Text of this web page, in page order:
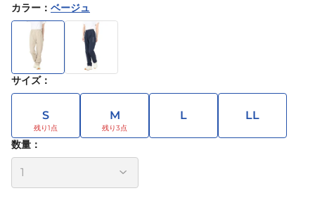
カラー ： ベージュ
サイズ：
S M L LL
数量：